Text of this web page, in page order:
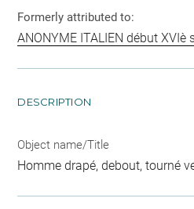
Formerly attributed to:
ANONYME ITALIEN début XVIè
DESCRIPTION
Object name/Title
Homme drapé, debout, tourné